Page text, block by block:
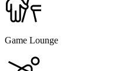
Game Lounge